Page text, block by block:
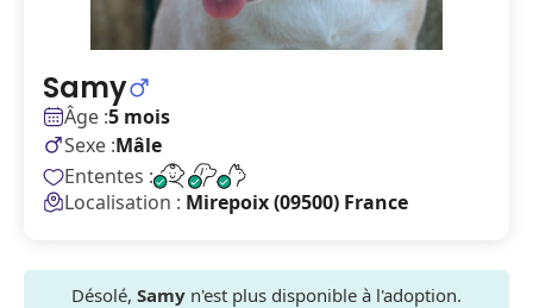
Samy
Âge :5 mois
Sexe :Mâle
Ententes :
Localisation : Mirepoix (09500) France
Désolé, Samy n'est plus disponible à l'adoption.